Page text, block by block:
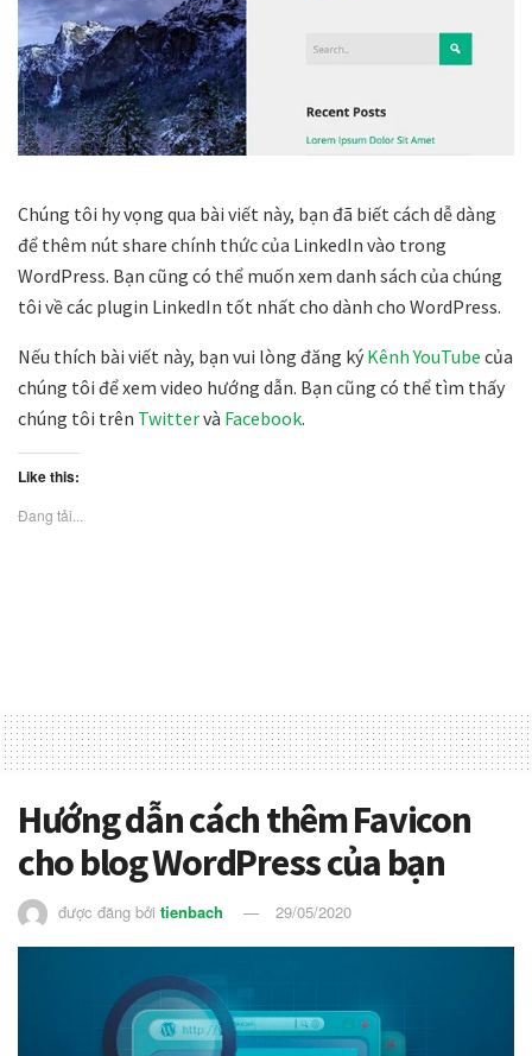
Chúng tôi hy vọng qua bài viết này, bạn đã biết cách dễ dàng
để thêm nút share chính thức của LinkedIn vào trong
WordPress. Bạn cũng có thể muốn xem danh sách của chúng
tôi về các plugin LinkedIn tốt nhất cho dành cho WordPress.
Nếu thích bài viết này, bạn vui lòng đăng ký Kênh YouTube của
chúng tôi để xem video hướng dẫn. Bạn cũng có thể tìm thấy
chúng tôi trên Twittervà Facebook.
Like this:
Đang tải...
Hướng dẫn cách thêm Favicon
cho blog WordPress của bạn
được đăng bởi tienbach 29/05/2020